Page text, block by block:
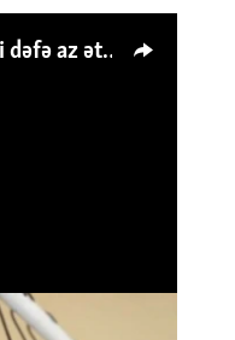
Azərbaycanlı avropalıdan iki dəfə az ət yeyir, amma... 'Qiymət artımı qaçılmazdır'